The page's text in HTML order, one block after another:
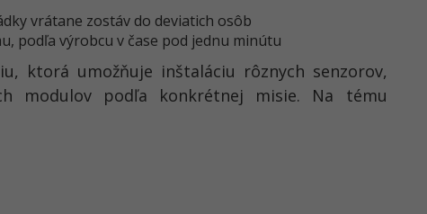
vrátane zostáv do deviatich osôb
podľa výrobcu v čase pod jednu minútu
ktorá umožňuje inštaláciu rôznych senzorov,
modulov podľa konkrétnej misie. Na tému